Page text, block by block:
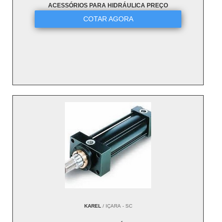
ACESSÓRIOS PARA HIDRÁULICA PREÇO
COTAR AGORA
KAREL/ IÇARA - SC